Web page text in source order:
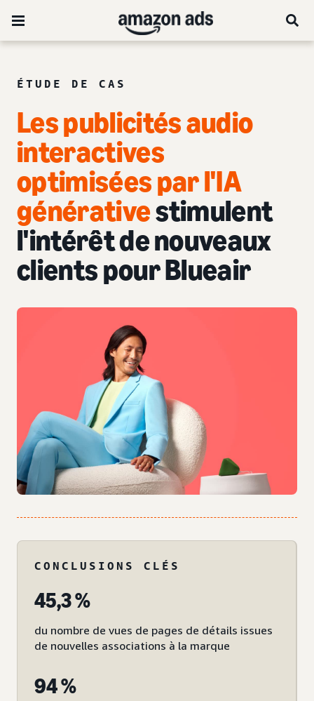
ÉTUDE DE CAS
Les publicités audio
interactives
optimisées par l'IA
générativestimulent
l'intérêt de nouveaux
clients pour Blueair
CONCLUSIONS CLÉS
45,3 %
du nombre de vues de pages de détails issues
de nouvelles associations à la marque
94 %